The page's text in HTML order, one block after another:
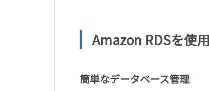
Amazon RDSを使
簡単なデータベース管理